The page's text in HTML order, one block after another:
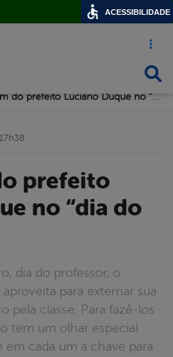
Acesso
no “dia do
para externar sua
pela classe. Para fazê-los
tem um olhar especial
cada um a chave para
ACESSIBILIDADE